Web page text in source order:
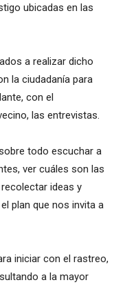
ubicadas en las
a realizar dicho
la ciudadanía para
con el
las entrevistas.
todo escuchar a
ver cuáles son las
ideas y
plan que nos invita a
iniciar con el rastreo,
a la mayor